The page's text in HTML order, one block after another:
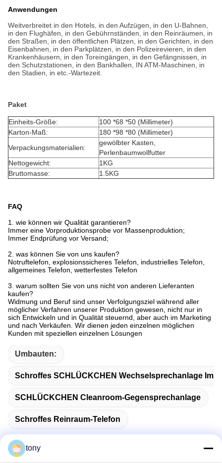
Anwendungen
Weitverbreitet in den Hotels, in den Aufzügen, in den U-Bahnen,
in den Flughäfen, in den Gebührnständen, in den Reinräumen, in
den Straßen, in den öffentlichen Plätzen, in den Gerichten, in den
Eisenbahnen, in den Parkplätzen, in den Polizeirevieren, in den
Krankenhäusern, in den Toreingängen, in den Gefängnissen, in
den Schutzstationen, in den Bankhallen, IN ATM-Maschinen, in
den Stadien, in etc.-Wartezeit.
Paket
Einheits-Größe:
100 *68 *50 (Millimeter)
Karton-Maß:
180 *98 *80 (Millimeter)
Verpackungsmaterialien:
gewölbter Kasten,
Perlenbaumwollfutter
Nettogewicht:
1KG
Bruttomasse:
1.5KG
FAQ
1. wie können wir Qualität garantieren?
Immer eine Vorproduktionsprobe vor Massenproduktion;
Immer Endprüfung vor Versand;
2. was können Sie von uns kaufen?
Notruftelefon, explosionssicheres Telefon, industrielles Telefon,
allgemeines Telefon, wetterfestes Telefon
3. warum sollten Sie von uns nicht von anderen Lieferanten
kaufen?
Widmung und Beruf sind unser Verfolgungsziel während aller
möglicher Verfahren unserer Produktion gewesen, nicht nur in
sich Entwickeln und in Qualität steuernd, aber auch im Marketing
und nach Verkäufen. Wir dienen jeden einzelnen möglichen
Kunden mit speziellen einzelnen Lösungen
Umbauten:
Schroffes SCHLÜCKCHEN Wechselsprechanlage Im
SCHLÜCKCHEN Cleanroom-Gegensprechanlage
Schroffes Reinraum-Telefon
tony